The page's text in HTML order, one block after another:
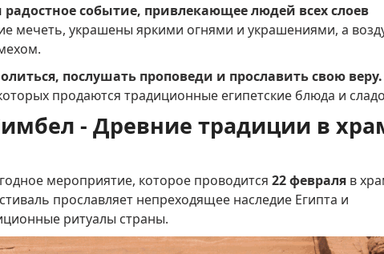
радостное событие, привлекающее людей всех слоев
мечеть, украшены яркими огнями и украшениями, а
послушать проповеди и прославить свою веру.
продаются традиционные египетские блюда и
- Древние традиции в
мероприятие, которое проводится 22 февраля в
прославляет непреходящее наследие Египта и
ритуалы страны.